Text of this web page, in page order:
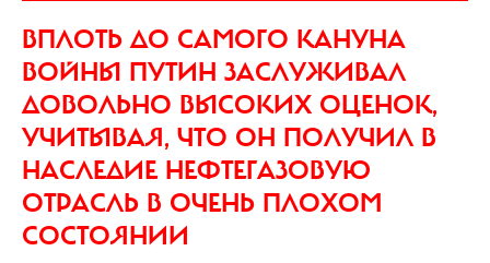
ВПЛОТЬ ДО САМОГО КАНУНА
ВОЙНЫ ПУТИН ЗАСЛУЖИВАЛ
ДОВОЛЬНО ВЫСОКИХ ОЦЕНОК,
УЧИТЫВАЯ, ЧТО ОН ПОЛУЧИЛ В
НАСЛЕДИЕ НЕФТЕГАЗОВУЮ
ОТРАСЛЬ В ОЧЕНЬ ПЛОХОМ
СОСТОЯНИИ